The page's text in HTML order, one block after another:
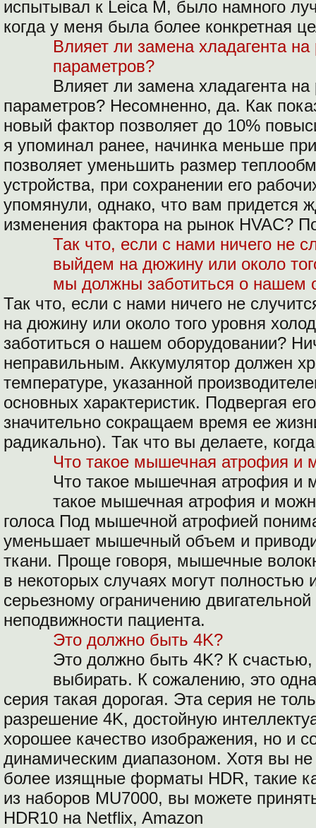
испытывал к Leica M, было намного
когда у меня была более конкретная
Влияет ли замена хладагента
параметров?
Влияет ли замена хладагента
параметров? Несомненно, да. Как
новый фактор позволяет до 10%
я упоминал ранее, начинка меньше
позволяет уменьшить размер
устройства, при сохранении его
упомянули, однако, что вам придется
изменения фактора на рынок HVAC?
Так что, если с нами ничего не
выйдем на дюжину или около
мы должны заботиться о нашем
Так что, если с нами ничего не
на дюжину или около того уровня
заботиться о нашем оборудовании?
неправильным. Аккумулятор должен
температуре, указанной
основных характеристик. Подвергая
значительно сокращаем время ее
радикально). Так что вы делаете,
Что такое мышечная атрофия и
Что такое мышечная атрофия и
такое мышечная атрофия и
голоса Под мышечной атрофией
уменьшает мышечный объем и
ткани. Проще говоря, мышечные
в некоторых случаях могут полностью
серьезному ограничению
неподвижности пациента.
Это должно быть 4K?
Это должно быть 4K? К счастью,
выбирать. К сожалению, это
серия такая дорогая. Эта серия не
разрешение 4K, достойную
хорошее качество изображения, но и
динамическим диапазоном. Хотя вы
более изящные форматы HDR, такие
из наборов MU7000, вы можете
HDR10 на Netflix, Amazon